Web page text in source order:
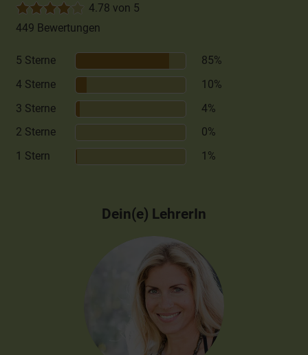
4.78 von 5
449 Bewertungen
5 Sterne
85%
4 Sterne
10%
3 Sterne
4%
2 Sterne
0%
1 Stern
1%
Dein(e) LehrerIn